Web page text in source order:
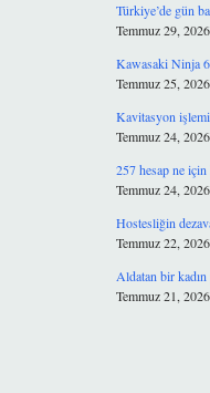
Türkiye’de gün
Temmuz 29, 2026
Kawasaki Ninja
Temmuz 25, 2026
Kavitasyon işlemi
Temmuz 24, 2026
257 hesap ne için
Temmuz 24, 2026
Hostesliğin
Temmuz 22, 2026
Aldatan bir kadın
Temmuz 21, 2026